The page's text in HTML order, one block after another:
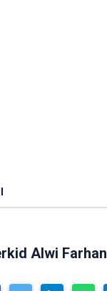
Alwi Farhan